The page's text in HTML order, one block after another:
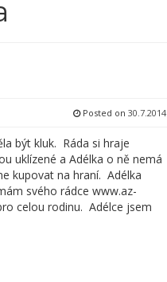
Posted on 30.7.2014
být kluk. Ráda si hraje
uklízené a Adélka o ně nemá
kupovat na hraní. Adélka
svého rádce www.az-
celou rodinu. Adélce jsem